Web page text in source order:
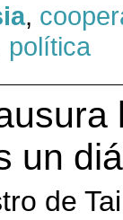
,
política
un
de